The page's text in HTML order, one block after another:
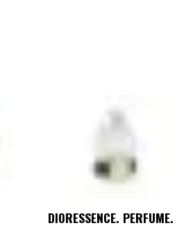
DIORESSENCE. PERFUME.